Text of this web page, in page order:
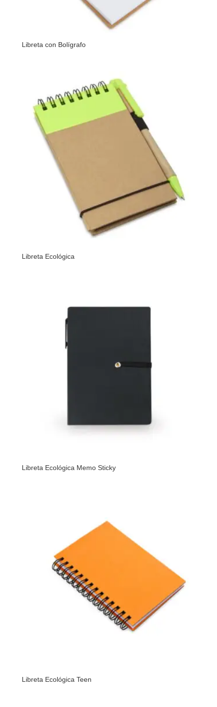
Libreta con Bolígrafo
Libreta Ecológica
Libreta Ecológica Memo Sticky
Libreta Ecológica Teen